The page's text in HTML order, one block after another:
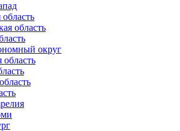
область
округ
область